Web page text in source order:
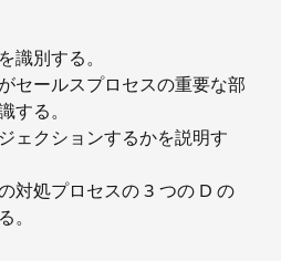
識別する。
セールスプロセスの重要な部
する。
ェクションするかを説明す
対処プロセスの 3 つの D の
。